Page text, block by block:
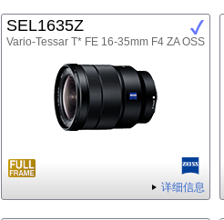
SEL1635Z
Vario-Tessar T* FE 16-35mm F4 ZA OSS
详细信息